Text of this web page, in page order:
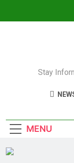
Stay
MENU